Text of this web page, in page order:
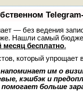
— без ведения
Нашли самый
месяц бесплатно.
который упрощает
им о
кэшбэк и
больше